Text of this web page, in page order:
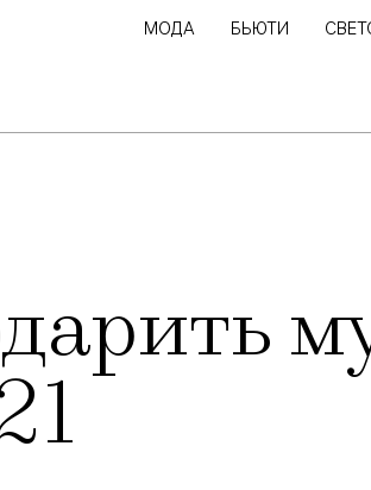
МОДА БЬЮТИ